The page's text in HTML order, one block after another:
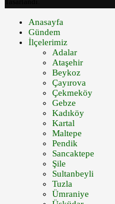
Anasayfa
Gündem
İlçelerimiz
Adalar
Ataşehir
Beykoz
Çayırova
Çekmeköy
Gebze
Kadıköy
Kartal
Maltepe
Pendik
Sancaktepe
Şile
Sultanbeyli
Tuzla
Ümraniye